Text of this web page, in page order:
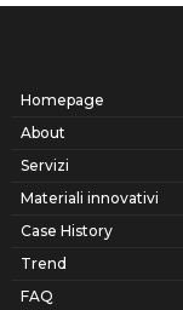
Homepage
About
Servizi
Materiali innovativi
Case History
Trend
FAQ